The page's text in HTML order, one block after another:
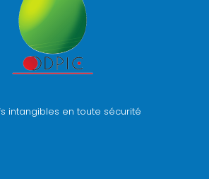
intangibles en toute sécurité